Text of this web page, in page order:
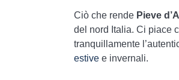
Ciò che rende Pieve
del nord Italia. Ci piace
tranquillamente
estivee invernali.